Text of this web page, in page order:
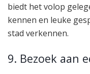
biedt het volop
kennen en leuke
stad verkennen.
9. Bezoek aan